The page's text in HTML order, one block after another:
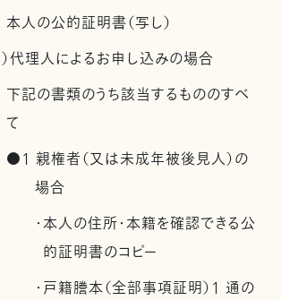
本人の公的証明書（写し）
代理人によるお申し込みの場合
下記の書類のうち該当するもののすべ
て
●1 親権者（又は未成年被後見人）の
場合
・本人の住所・本籍を確認できる公
的証明書のコピー
・戸籍謄本（全部事項証明）1 通の